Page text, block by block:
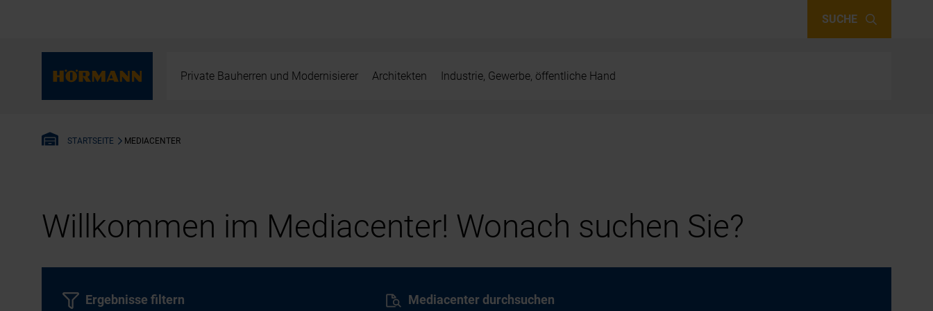
SUCHE
Private Bauherren und Modernisierer Architekten Industrie, Gewerbe, öffentliche Hand
STARTSEITE MEDIACENTER
Willkommen im Mediacenter! Wonach suchen Sie?
Mediacenter durchsuchen
Ergebnisse filtern